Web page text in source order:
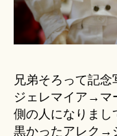
兄弟そろって記
ジェレマイア→マ
側の人になりまし
黒かったアレク